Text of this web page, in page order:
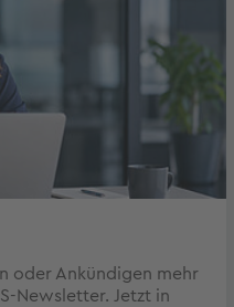
oder Ankündigen mehr
Newsletter. Jetzt in